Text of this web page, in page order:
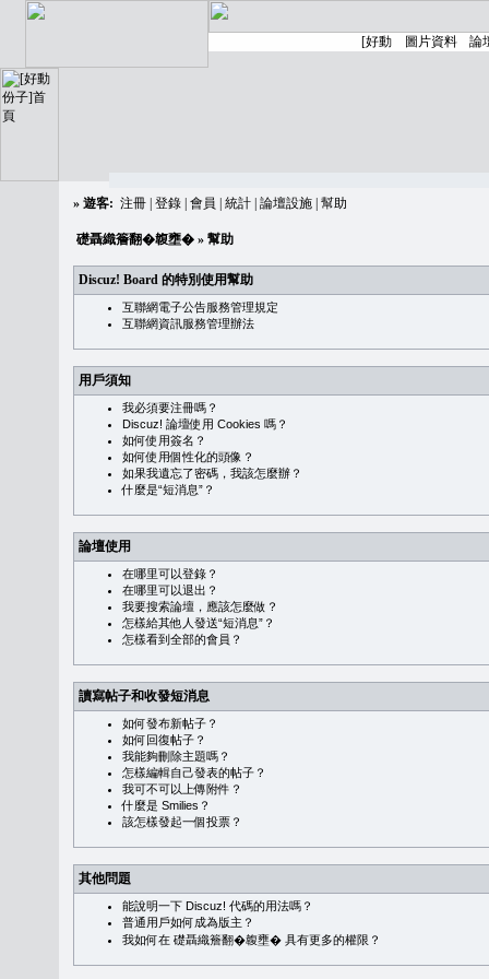
» 遊客: 注冊 登錄 會員 統計 論壇設施 幫助
礎聶織簷翻�䪖壅� » 幫助
Discuz! Board 的特別使用幫助
互聯網電子公告服務管理規定
互聯網資訊服務管理辦法
用戶須知
我必須要注冊嗎？
Discuz! 論壇使用 Cookies 嗎？
如何使用簽名？
如何使用個性化的頭像？
如果我遺忘了密碼，我該怎麼辦？
什麼是“短消息”？
論壇使用
在哪里可以登錄？
在哪里可以退出？
我要搜索論壇，應該怎麼做？
怎樣給其他人發送“短消息”？
怎樣看到全部的會員？
讀寫帖子和收發短消息
如何發布新帖子？
如何回復帖子？
我能夠刪除主題嗎？
怎樣編輯自己發表的帖子？
我可不可以上傳附件？
什麼是 Smilies？
該怎樣發起一個投票？
其他問題
能說明一下 Discuz! 代碼的用法嗎？
普通用戶如何成為版主？
我如何在 礎聶織簷翻�䪖壅� 具有更多的權限？